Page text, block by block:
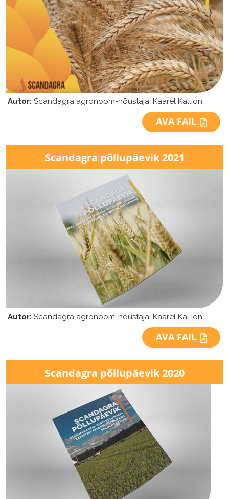
Autor: Scandagra agronoom-nõustaja, Kaarel Kallion
AVA FAIL
Scandagra põllupäevik 2021
Autor: Scandagra agronoom-nõustaja, Kaarel Kallion
AVA FAIL
Scandagra põllupäevik 2020